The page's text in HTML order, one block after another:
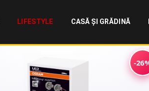
LIFESTYLE CASĂ ȘI GRĂDINĂ
-